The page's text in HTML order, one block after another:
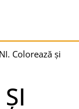
Colorează și